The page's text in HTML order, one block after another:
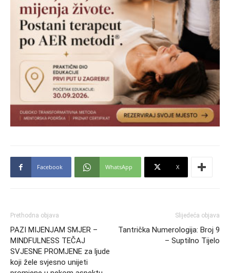
Facebook WhatsApp X
Prethodna objava
PAZI MIJENJAM SMJER –
MINDFULNESS TEČAJ
SVJESNE PROMJENE za ljude
koji žele svjesno unijeti
Slijedeća objava
Tantrička Numerologija: Broj 9
– Suptilno Tijelo